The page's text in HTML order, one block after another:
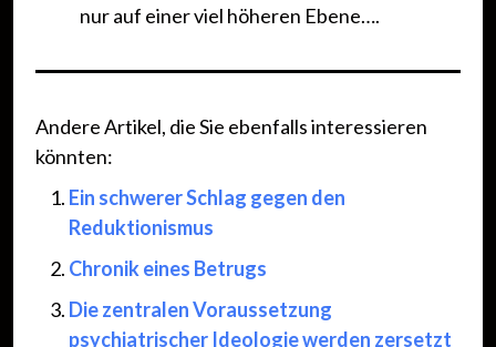
nur auf einer viel höheren Ebene….
Andere Artikel, die Sie ebenfalls interessieren
könnten:
Ein schwerer Schlag gegen den
Reduktionismus
Chronik eines Betrugs
Die zentralen Voraussetzung
psychiatrischer Ideologie werden zersetzt